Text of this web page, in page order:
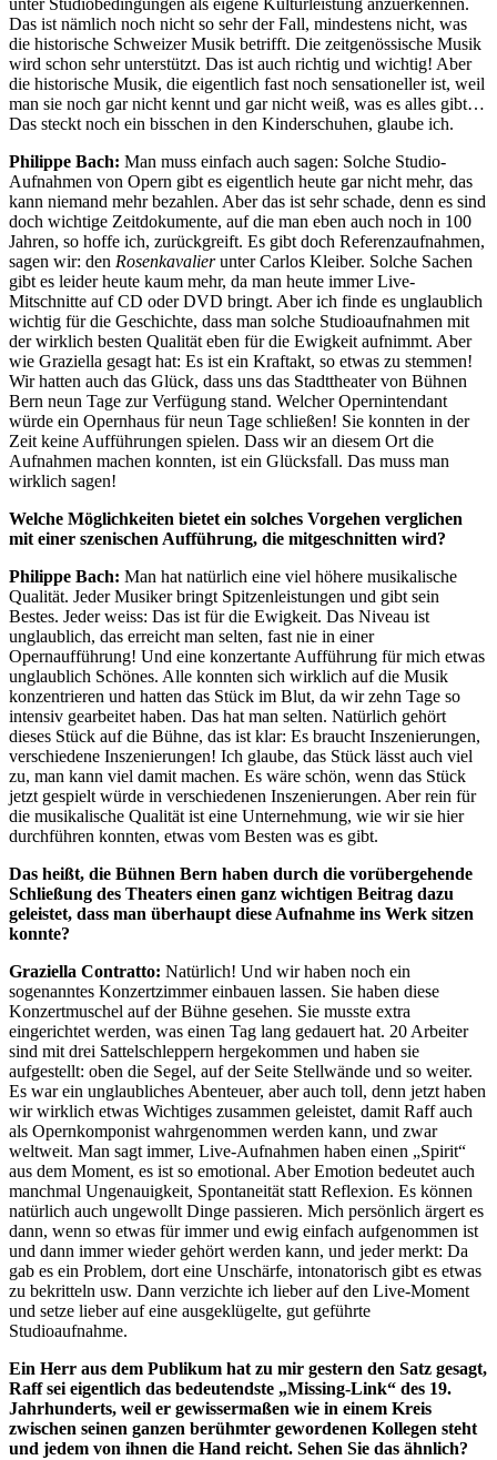
unter Studiobedingungen als eigene Kulturleistung anzuerkennen.
Das ist nämlich noch nicht so sehr der Fall, mindestens nicht, was
die historische Schweizer Musik betrifft. Die zeitgenössische Musik
wird schon sehr unterstützt. Das ist auch richtig und wichtig! Aber
die historische Musik, die eigentlich fast noch sensationeller ist, weil
man sie noch gar nicht kennt und gar nicht weiß, was es alles gibt…
Das steckt noch ein bisschen in den Kinderschuhen, glaube ich.
Philippe Bach: Man muss einfach auch sagen: Solche Studio-
Aufnahmen von Opern gibt es eigentlich heute gar nicht mehr, das
kann niemand mehr bezahlen. Aber das ist sehr schade, denn es sind
doch wichtige Zeitdokumente, auf die man eben auch noch in 100
Jahren, so hoffe ich, zurückgreift. Es gibt doch Referenzaufnahmen,
sagen wir: den Rosenkavalierunter Carlos Kleiber. Solche Sachen
gibt es leider heute kaum mehr, da man heute immer Live-
Mitschnitte auf CD oder DVD bringt. Aber ich finde es unglaublich
wichtig für die Geschichte, dass man solche Studioaufnahmen mit
der wirklich besten Qualität eben für die Ewigkeit aufnimmt. Aber
wie Graziella gesagt hat: Es ist ein Kraftakt, so etwas zu stemmen!
Wir hatten auch das Glück, dass uns das Stadttheater von Bühnen
Bern neun Tage zur Verfügung stand. Welcher Opernintendant
würde ein Opernhaus für neun Tage schließen! Sie konnten in der
Zeit keine Aufführungen spielen. Dass wir an diesem Ort die
Aufnahmen machen konnten, ist ein Glücksfall. Das muss man
wirklich sagen!
Welche Möglichkeiten bietet ein solches Vorgehen verglichen
mit einer szenischen Aufführung, die mitgeschnitten wird?
Philippe Bach: Man hat natürlich eine viel höhere musikalische
Qualität. Jeder Musiker bringt Spitzenleistungen und gibt sein
Bestes. Jeder weiss: Das ist für die Ewigkeit. Das Niveau ist
unglaublich, das erreicht man selten, fast nie in einer
Opernaufführung! Und eine konzertante Aufführung für mich etwas
unglaublich Schönes. Alle konnten sich wirklich auf die Musik
konzentrieren und hatten das Stück im Blut, da wir zehn Tage so
intensiv gearbeitet haben. Das hat man selten. Natürlich gehört
dieses Stück auf die Bühne, das ist klar: Es braucht Inszenierungen,
verschiedene Inszenierungen! Ich glaube, das Stück lässt auch viel
zu, man kann viel damit machen. Es wäre schön, wenn das Stück
jetzt gespielt würde in verschiedenen Inszenierungen. Aber rein für
die musikalische Qualität ist eine Unternehmung, wie wir sie hier
durchführen konnten, etwas vom Besten was es gibt.
Das heißt, die Bühnen Bern haben durch die vorübergehende
Schließung des Theaters einen ganz wichtigen Beitrag dazu
geleistet, dass man überhaupt diese Aufnahme ins Werk sitzen
konnte?
Graziella Contratto: Natürlich! Und wir haben noch ein
sogenanntes Konzertzimmer einbauen lassen. Sie haben diese
Konzertmuschel auf der Bühne gesehen. Sie musste extra
eingerichtet werden, was einen Tag lang gedauert hat. 20 Arbeiter
sind mit drei Sattelschleppern hergekommen und haben sie
aufgestellt: oben die Segel, auf der Seite Stellwände und so weiter.
Es war ein unglaubliches Abenteuer, aber auch toll, denn jetzt haben
wir wirklich etwas Wichtiges zusammen geleistet, damit Raff auch
als Opernkomponist wahrgenommen werden kann, und zwar
weltweit. Man sagt immer, Live-Aufnahmen haben einen „Spirit“
aus dem Moment, es ist so emotional. Aber Emotion bedeutet auch
manchmal Ungenauigkeit, Spontaneität statt Reflexion. Es können
natürlich auch ungewollt Dinge passieren. Mich persönlich ärgert es
dann, wenn so etwas für immer und ewig einfach aufgenommen ist
und dann immer wieder gehört werden kann, und jeder merkt: Da
gab es ein Problem, dort eine Unschärfe, intonatorisch gibt es etwas
zu bekritteln usw. Dann verzichte ich lieber auf den Live-Moment
und setze lieber auf eine ausgeklügelte, gut geführte
Studioaufnahme.
Ein Herr aus dem Publikum hat zu mir gestern den Satz gesagt,
Raff sei eigentlich das bedeutendste „Missing-Link“ des 19.
Jahrhunderts, weil er gewissermaßen wie in einem Kreis
zwischen seinen ganzen berühmter gewordenen Kollegen steht
und jedem von ihnen die Hand reicht. Sehen Sie das ähnlich?